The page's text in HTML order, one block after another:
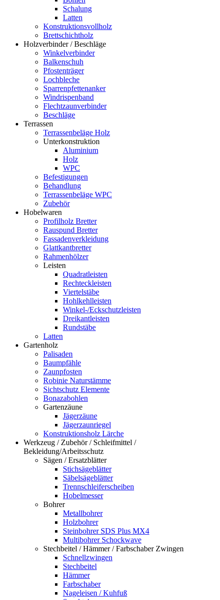
Schalung
Latten
Konstruktionsvollholz
Brettschichtholz
Holzverbinder / Beschläge
Winkelverbinder
Balkenschuh
Pfostenträger
Lochbleche
Sparrenpfettenanker
Windrispenband
Flechtzaunverbinder
Beschläge
Terrassen
Terrassenbeläge Holz
Unterkonstruktion
Aluminium
Holz
WPC
Befestigungen
Behandlung
Terrassenbeläge WPC
Zubehör
Hobelwaren
Profilholz Bretter
Rauspund Bretter
Fassadenverkleidung
Glattkantbretter
Rahmenhölzer
Leisten
Quadratleisten
Rechteckleisten
Viertelstäbe
Hohlkehlleisten
Winkel-/Eckschutzleisten
Dreikantleisten
Rundstäbe
Latten
Gartenholz
Palisaden
Baumpfähle
Zaunpfosten
Robinie Naturstämme
Sichtschutz Elemente
Bonazabohlen
Gartenzäune
Jägerzäune
Jägerzaunriegel
Konstruktionsholz Lärche
Werkzeug / Zubehör / Schleifmittel /
Bekleidung/Arbeitsschutz
Sägen / Ersatzblätter
Stichsägeblätter
Säbelsägeblätter
Trennschleiferscheiben
Hobelmesser
Bohrer
Metallbohrer
Holzbohrer
Steinbohrer SDS Plus MX4
Multibohrer Schockwave
Stechbeitel / Hämmer / Farbschaber Zwingen
Schnellzwingen
Stechbeitel
Hämmer
Farbschaber
Nageleisen / Kuhfuß